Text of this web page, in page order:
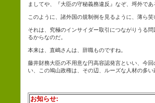
ましてや、『大臣の守秘義務違反』なぞ、埒外であ
このように、諸外国の規制例を見るように、薄ら
それは、究極のインサイダー取引につながりうる
るからなのだ。
本来は、直嶋さんは、辞職ものですね。
藤井財務大臣の不用意な円高容認発言といい、今
い、この鳩山政権は、その辺、ルーズな人材の多い
お知らせ: